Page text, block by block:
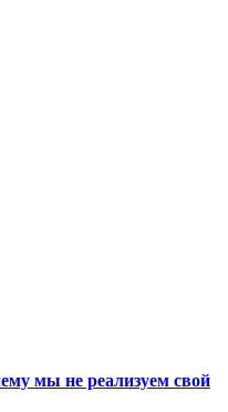
мы не реализуем свой